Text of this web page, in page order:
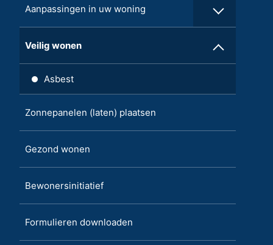
Aanpassingen in uw woning
Veilig wonen
Asbest
Zonnepanelen (laten) plaatsen
Gezond wonen
Bewonersinitiatief
Formulieren downloaden